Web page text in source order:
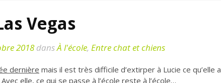
Vegas
2018dansÀ l'école, Entre chat et chiens
dernière mais il est très difficile d’extirper à Lucie ce qu’elle a
elle, ce qui se passe à l’école reste à l’école…